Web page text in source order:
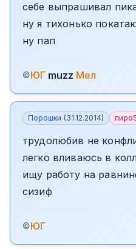
себе выпрашивал
ну я тихонько
ну пап
©ЮГ muzz Мел
Порошки (31.12.2014)
трудолюбив не
легко вливаюсь в
ищу работу на
сизиф
©ЮГ